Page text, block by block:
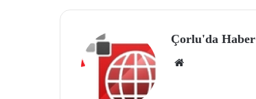
Çorlu'da Haber